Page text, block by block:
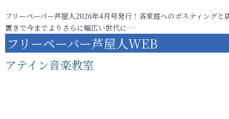
フリーペーパー芦屋人2026年4月号発行！各家庭へのポスティングと
置きで今までよりさらに幅広い世代に…
フリーペーパー芦屋人WEB
アテイン音楽教室